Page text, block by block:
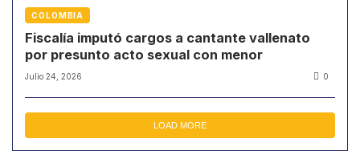
COLOMBIA
Fiscalía imputó cargos a cantante vallenato
por presunto acto sexual con menor
Julio 24, 2026 0
LOAD MORE